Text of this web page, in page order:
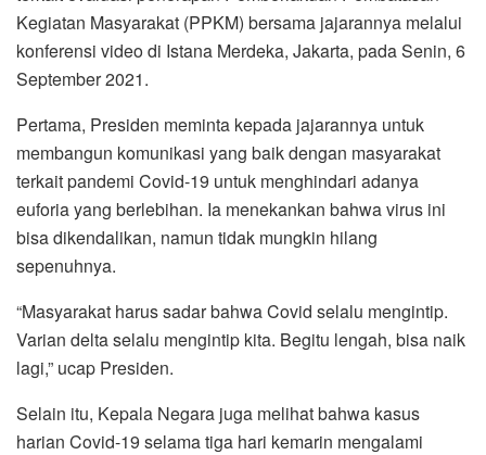
Kegiatan Masyarakat (PPKM) bersama jajarannya melalui
konferensi video di Istana Merdeka, Jakarta, pada Senin, 6
September 2021.
Pertama, Presiden meminta kepada jajarannya untuk
membangun komunikasi yang baik dengan masyarakat
terkait pandemi Covid-19 untuk menghindari adanya
euforia yang berlebihan. Ia menekankan bahwa virus ini
bisa dikendalikan, namun tidak mungkin hilang
sepenuhnya.
“Masyarakat harus sadar bahwa Covid selalu mengintip.
Varian delta selalu mengintip kita. Begitu lengah, bisa naik
lagi,” ucap Presiden.
Selain itu, Kepala Negara juga melihat bahwa kasus
harian Covid-19 selama tiga hari kemarin mengalami